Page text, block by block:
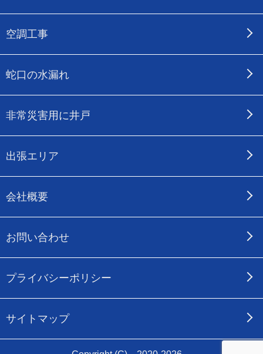
空調工事
蛇口の水漏れ
非常災害用に井戸
出張エリア
会社概要
お問い合わせ
プライバシーポリシー
サイトマップ